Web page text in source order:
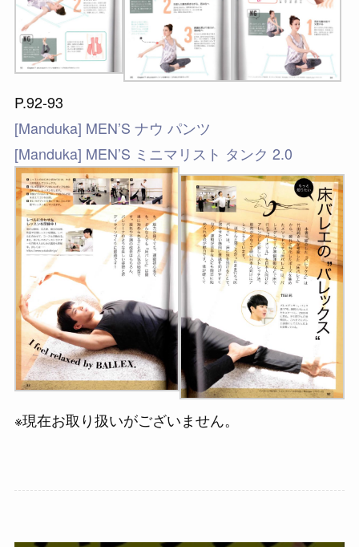
P.92-93
[Manduka] MEN’S ナウ パンツ
[Manduka] MEN’S ミニマリスト タンク 2.0
※現在お取り扱いがございません。